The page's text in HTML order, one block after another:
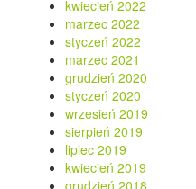
kwiecień 2022
marzec 2022
styczeń 2022
marzec 2021
grudzień 2020
styczeń 2020
wrzesień 2019
sierpień 2019
lipiec 2019
kwiecień 2019